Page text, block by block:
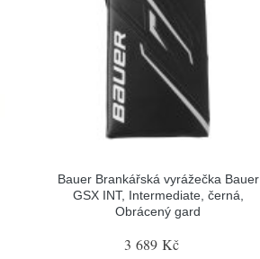
Bauer Brankářská vyrážečka Bauer
GSX INT, Intermediate, černá,
Obrácený gard
3 689 Kč